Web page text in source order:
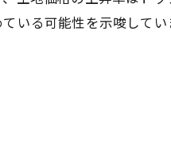
いる可能性を示唆してい